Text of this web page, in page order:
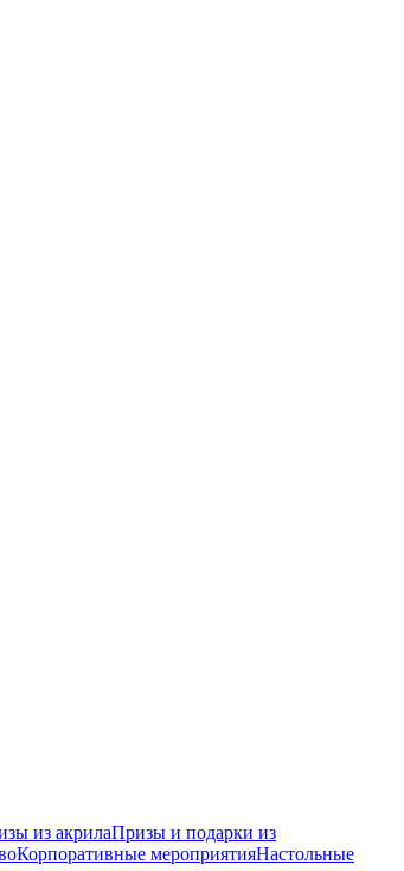
из акрилаПризы и подарки из
Корпоративные мероприятияНастольные